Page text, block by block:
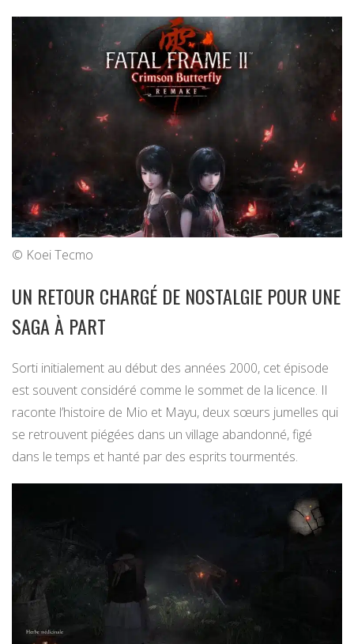
© Koei Tecmo
UN RETOUR CHARGÉ DE NOSTALGIE POUR UNE
SAGA À PART
Sorti initialement au début des années 2000, cet épisode
est souvent considéré comme le sommet de la licence. Il
raconte l’histoire de Mio et Mayu, deux sœurs jumelles qui
se retrouvent piégées dans un village abandonné, figé
dans le temps et hanté par des esprits tourmentés.